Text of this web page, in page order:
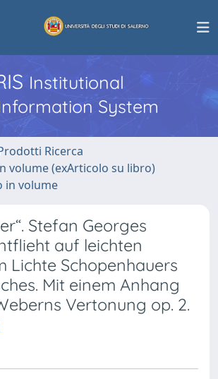
Institutional
System
Ricerca
volume (exArticolo su libro)
in volume
Stefan Georges
auf leichten
Lichte Schopenhauers
Mit einem Anhang
Vertonung op. 2.